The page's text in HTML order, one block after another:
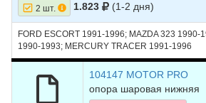
2 шт. 1.823 (1-2 дня)
FORD ESCORT 1991-1996; MAZDA 323 1990-
1990-1993; MERCURY TRACER 1991-1996
104147 MOTOR PRO
опора шаровая нижняя